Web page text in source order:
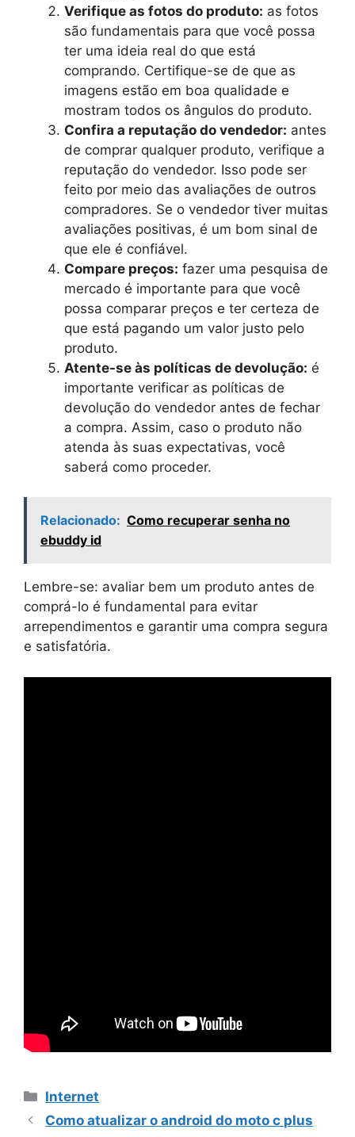
Verifique as fotos do produto: as fotos
são fundamentais para que você possa
ter uma ideia real do que está
comprando. Certifique-se de que as
imagens estão em boa qualidade e
mostram todos os ângulos do produto.
Confira a reputação do vendedor: antes
de comprar qualquer produto, verifique a
reputação do vendedor. Isso pode ser
feito por meio das avaliações de outros
compradores. Se o vendedor tiver muitas
avaliações positivas, é um bom sinal de
que ele é confiável.
Compare preços: fazer uma pesquisa de
mercado é importante para que você
possa comparar preços e ter certeza de
que está pagando um valor justo pelo
produto.
Atente-se às políticas de devolução: é
importante verificar as políticas de
devolução do vendedor antes de fechar
a compra. Assim, caso o produto não
atenda às suas expectativas, você
saberá como proceder.
Relacionado: Como recuperar senha no
ebuddy id
Lembre-se: avaliar bem um produto antes de
comprá-lo é fundamental para evitar
arrependimentos e garantir uma compra segura
e satisfatória.
Categorias
Internet
Como atualizar o android do moto c plus